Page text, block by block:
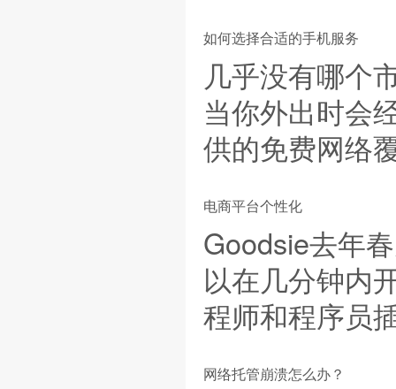
如何选择合适的手机服务
几乎没有哪个
当你外出时会
供的免费网络
电商平台个性化
Goodsie去年
以在几分钟内
程师和程序员
网络托管崩溃怎么办？